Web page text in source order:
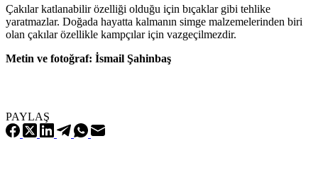
Çakılar katlanabilir özelliği olduğu için bıçaklar gibi tehlike
yaratmazlar. Doğada hayatta kalmanın simge malzemelerinden biri
olan çakılar özellikle kampçılar için vazgeçilmezdir.
Metin ve fotoğraf: İsmail Şahinbaş
PAYLAŞ